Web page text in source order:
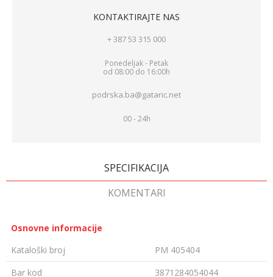
KONTAKTIRAJTE NAS
+ 387 53 315 000
Ponedeljak - Petak
od 08:00 do 16:00h
podrska.ba@gataric.net
00 - 24h
SPECIFIKACIJA
KOMENTARI
Osnovne informacije
Kataloški broj
PM 405404
Bar kod
3871284054044